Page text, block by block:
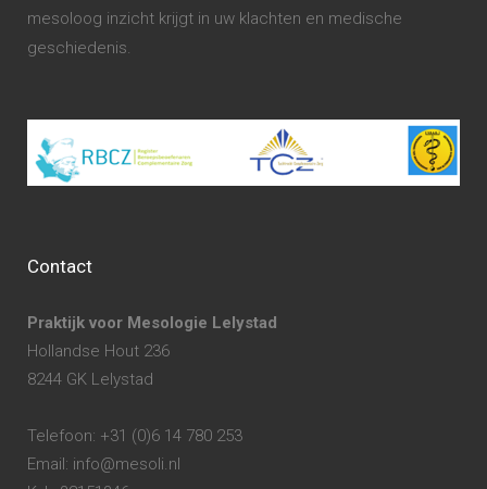
mesoloog inzicht krijgt in uw klachten en medische
geschiedenis.
Contact
Praktijk voor Mesologie Lelystad
Hollandse Hout 236
8244 GK Lelystad
Telefoon: +31 (0)6 14 780 253
Email: info@mesoli.nl